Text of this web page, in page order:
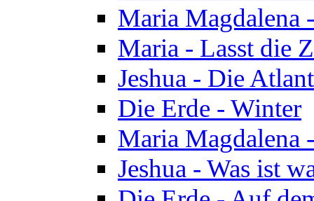
Maria Magdalena
Maria - Lasst die
Jeshua - Die
Die Erde - Winter
Maria Magdalena
Jeshua - Was ist